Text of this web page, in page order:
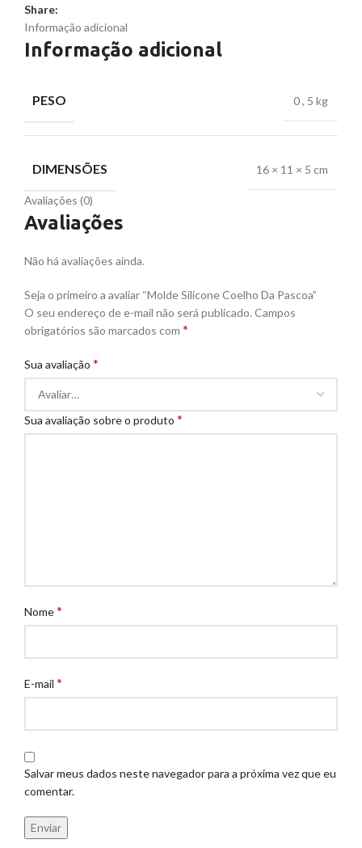
Share:
Informação adicional
Informação adicional
PESO 0, 5 kg
DIMENSÕES 16 × 11 × 5 cm
Avaliações (0)
Avaliações
Não há avaliações ainda.
Seja o primeiro a avaliar “Molde Silicone Coelho Da Pascoa”
O seu endereço de e-mail não será publicado.Campos
obrigatórios são marcados com *
Sua avaliação *
Sua avaliação sobre o produto *
Nome*
E-mail *
Salvar meus dados neste navegador para a próxima vez que eu
comentar.